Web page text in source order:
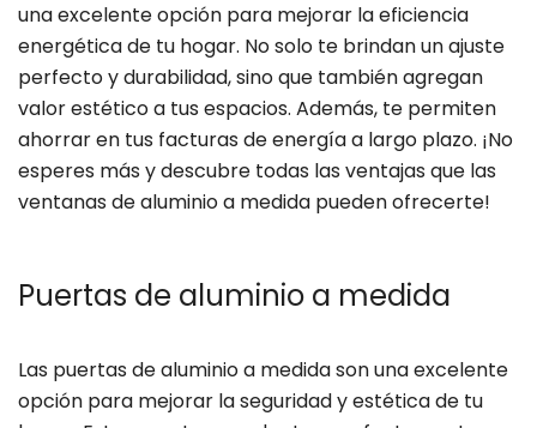
una excelente opción para mejorar la eficiencia
energética de tu hogar. No solo te brindan un ajuste
perfecto y durabilidad, sino que también agregan
valor estético a tus espacios. Además, te permiten
ahorrar en tus facturas de energía a largo plazo. ¡No
esperes más y descubre todas las ventajas que las
ventanas de aluminio a medida pueden ofrecerte!
Puertas de aluminio a medida
Las puertas de aluminio a medida son una excelente
opción para mejorar la seguridad y estética de tu